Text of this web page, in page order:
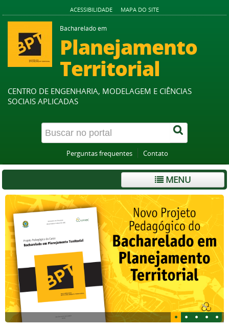
ACESSIBILIDADE MAPA DO SITE
Bacharelado em
Planejamento
Territorial
CENTRO DE ENGENHARIA, MODELAGEM E CIÊNCIAS
SOCIAIS APLICADAS
Perguntas frequentes Contato
MENU